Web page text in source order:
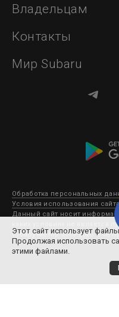
Владельцам
Контакты
Мир Subaru
Обработка персональных
Условия использования сайта
Данный сайт носит
каких условиях не является
Субару Мотор 2003-2026. Все
Этот сайт использует
Продолжая использовать
этими файлами.